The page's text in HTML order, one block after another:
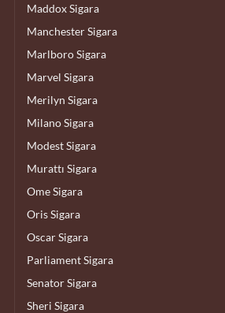
Maddox Sigara
Manchester Sigara
Marlboro Sigara
Marvel Sigara
Merilyn Sigara
Milano Sigara
Modest Sigara
Murattı Sigara
Ome Sigara
Oris Sigara
Oscar Sigara
Parliament Sigara
Senator Sigara
Sheri Sigara